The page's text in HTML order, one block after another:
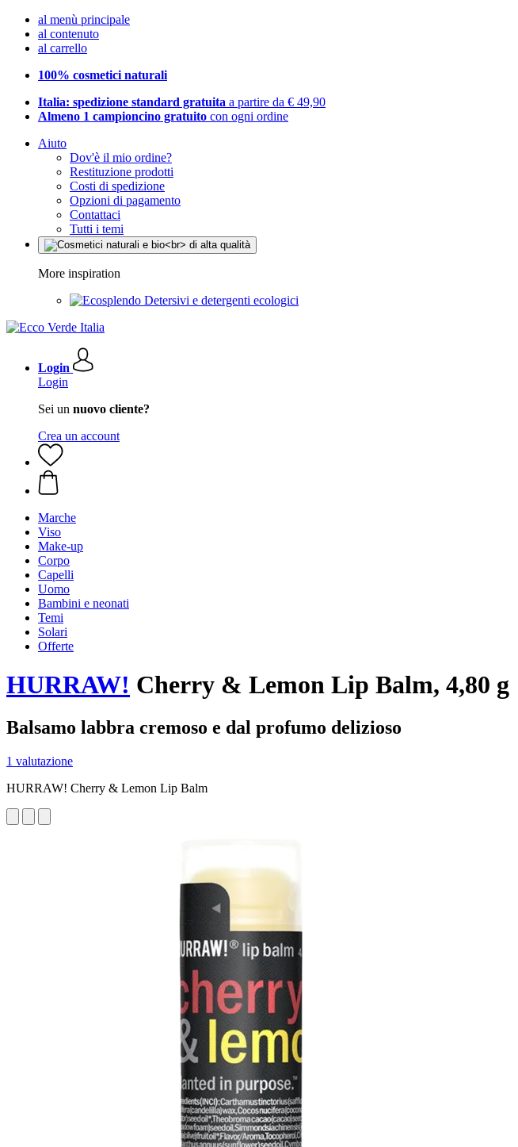
al menù principale
al contenuto
al carrello
100% cosmetici naturali
Italia: spedizione standard gratuita a partire da € 49,90
Almeno 1 campioncino gratuito con ogni ordine
Aiuto
Dov'è il mio ordine?
Restituzione prodotti
Costi di spedizione
Opzioni di pagamento
Contattaci
Tutti i temi
More inspiration
Detersivi e detergenti ecologici
Login
Login
Sei un nuovo cliente?
Crea un account
Marche
Viso
Make-up
Corpo
Capelli
Uomo
Bambini e neonati
Temi
Solari
Offerte
HURRAW! Cherry & Lemon Lip Balm, 4,80 g
Balsamo labbra cremoso e dal profumo delizioso
1 valutazione
HURRAW! Cherry & Lemon Lip Balm